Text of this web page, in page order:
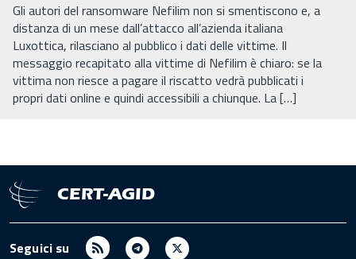
Gli autori del ransomware Nefilim non si smentiscono e, a
distanza di un mese dall’attacco all’azienda italiana
Luxottica, rilasciano al pubblico i dati delle vittime. Il
messaggio recapitato alla vittime di Nefilim è chiaro: se la
vittima non riesce a pagare il riscatto vedrà pubblicati i
propri dati online e quindi accessibili a chiunque. La […]
CERT-AGID
Seguici su RSS Telegram
X